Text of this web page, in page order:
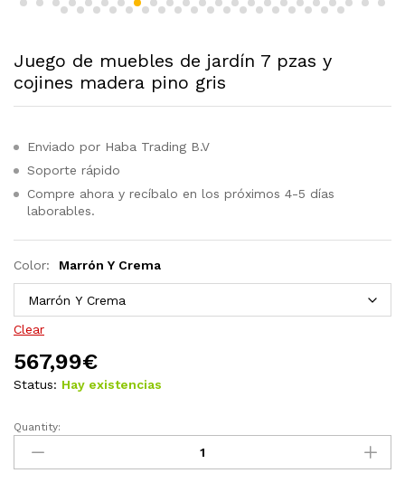
Juego de muebles de jardín 7 pzas y
cojines madera pino gris
Enviado por Haba Trading B.V
Soporte rápido
Compre ahora y recíbalo en los próximos 4-5 días
laborables.
Color: Marrón Y Crema
Clear
567,99€
Status: Hay existencias
Juego
muebles
Quantity: